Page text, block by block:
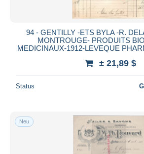
94 - GENTILLY -ETS BYLA -R.
MONTROUGE- PRODUITS
MEDICINAUX-1912-LEVEQUE
± 21,89 $
Status
Neu